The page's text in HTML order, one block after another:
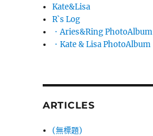
Kate&Lisa
R`s Log
．Aries&Ring PhotoAlbum
．Kate & Lisa PhotoAlbum
ARTICLES
(無標題)